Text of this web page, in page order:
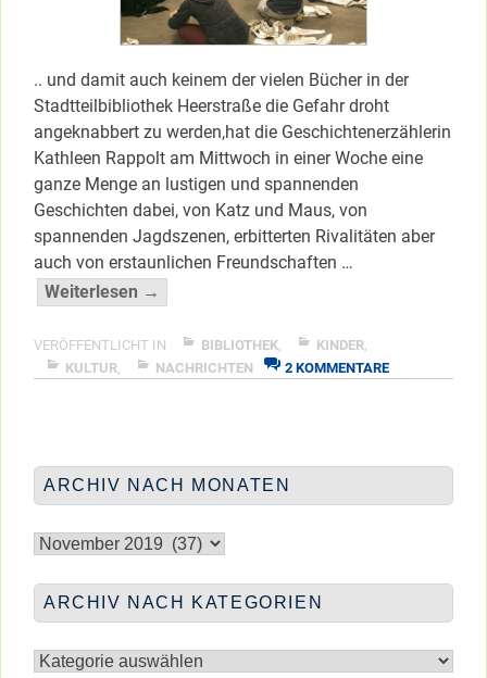
.. und damit auch keinem der vielen Bücher in der
Stadtteilbibliothek Heerstraße die Gefahr droht
angeknabbert zu werden,hat die Geschichtenerzählerin
Kathleen Rappolt am Mittwoch in einer Woche eine
ganze Menge an lustigen und spannenden
Geschichten dabei, von Katz und Maus, von
spannenden Jagdszenen, erbitterten Rivalitäten aber
auch von erstaunlichen Freundschaften …
Weiterlesen →
der
Stadtteilbibliothek”
VERÖFFENTLICHT IN BIBLIOTHEK, KINDER,
KULTUR, NACHRICHTEN 2 KOMMENTAREZU
ARCHIV NACH MONATEN
nach
ARCHIV NACH KATEGORIEN
nach